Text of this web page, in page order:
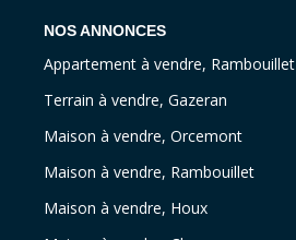
NOS ANNONCES
Appartement à vendre, Rambouillet
Terrain à vendre, Gazeran
Maison à vendre, Orcemont
Maison à vendre, Rambouillet
Maison à vendre, Houx